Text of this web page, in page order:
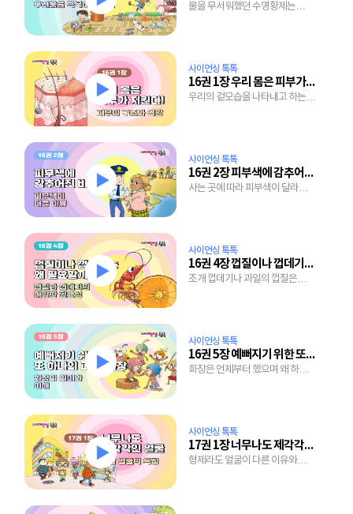
물을 무서워했던 수영황제는
사이언싱 톡톡
16권 1장 우리 몸은 피부가 지킨다
우리의 겉모습을 나타내고 하는
사이언싱 톡톡
16권 2장 피부색에 감추어진 비밀
사는 곳에 따라 피부색이 달라지는
사이언싱 톡톡
16권 4장 껍질이나 껍데기는 왜 필요할까?
조개 껍데기나 과일의 껍질은
사이언싱 톡톡
16권 5장 예뻐지기 위한 또 하나의 피부, 화장
화장은 언제부터 했으며 왜 하는
사이언싱 톡톡
17권 1장 너무나도 제각각인 얼굴
형제라도 얼굴이 다른 이유와